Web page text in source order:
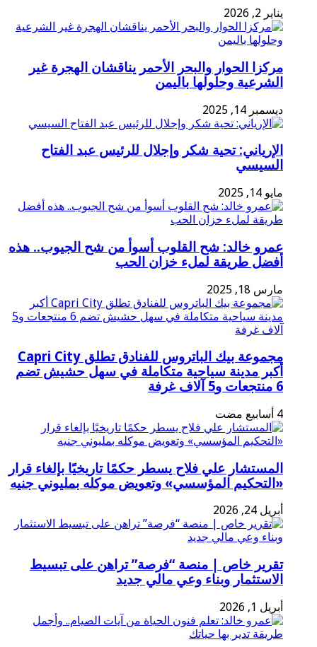
يناير 2, 2026
مركزا الحوار والبحر الأحمر يناقشان الهجرة غير
الشرعية وحلولها باليمن
ديسمبر 14, 2025
الإرياني: تحية شكر وإجلال للرئيس عبد الفتاح
السيسي
مايو 14, 2025
عمرو خالد: شح القلوب أسوأ من شح الجيوب.. هذه
أفضل طريقة لملء خزان الحب
مارس 18, 2025
مجموعة بيك الباتروس للفنادق تطلق Capri City
أكبر مدينة سياحية متكاملة في سهل حشيش تضم
6 منتجعات و5 آلاف غرفة
المستشار علي فلاح يسطر حكمًا تاريخيًا بإلغاء قرار
«التحكيم المؤسسي» وتعويض موكله بمليوني جنيه
أبريل 24, 2026
تقرير خاص | منصة “فرصة” تراهن على تبسيط
الاستثمار وبناء وعي مالي جديد
أبريل 1, 2026